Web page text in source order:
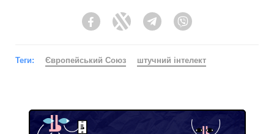
FacebookTwitter Telegram
Теги: Європейський Союз штучний інтелект